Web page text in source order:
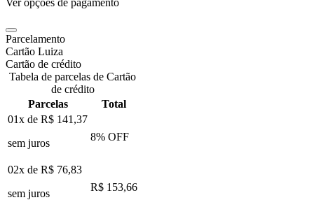
Parcelamento
Cartão Luiza
Cartão de crédito
Tabela de parcelas de Cartão
de crédito
Parcelas
Total
01x de R$ 141,37
sem juros
8% OFF
02x de R$ 76,83
sem juros
R$ 153,66